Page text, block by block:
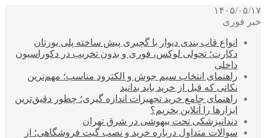
۱۴۰۵/۰۵/۱۷
خبر فوری
انواع قاب بندی دیوار با گچبری پیش ساخته پلی یورتان
دکارت؛ تحولی لوکس، فوری و بدون تخریب در دکوراسیون
داخلی
راهنمای انتخاب سیم جوش و الکترود مناسب؛ مهم‌ترین
نکاتی که قبل از خرید باید بدانید
راهنمای جامع خرید تجهیزات اندازه گیری؛ چطور دقیق‌ترین
ابزارها را آنلاین بخریم؟
دندانپزشکی تحت بیهوشی در شرق تهران
سوالات متداول درباره خرید و نصب گیت فروشگاهی؛ از